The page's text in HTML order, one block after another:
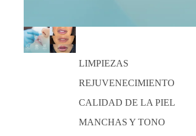
LIMPIEZAS
REJUVENECIMIENTO
CALIDAD DE LA PIEL
MANCHAS Y TONO